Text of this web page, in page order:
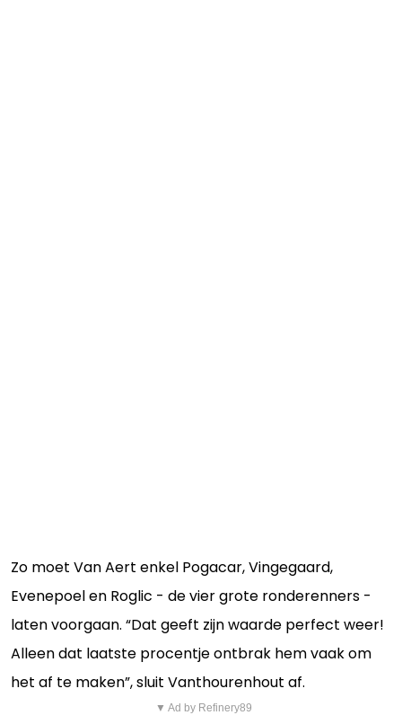
Zo moet Van Aert enkel Pogacar, Vingegaard,
Evenepoel en Roglic - de vier grote ronderenners -
laten voorgaan. “Dat geeft zijn waarde perfect weer!
Alleen dat laatste procentje ontbrak hem vaak om
het af te maken”, sluit Vanthourenhout af.
▼ Ad by Refinery89